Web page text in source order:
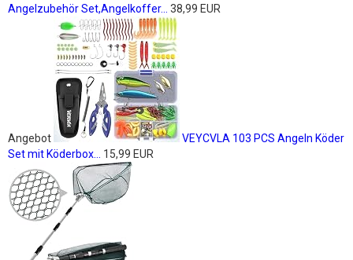
Angelzubehör Set,Angelkoffer...
38,99 EUR
Angebot
VEYCVLA 103 PCS Angeln Köder
Set mit Köderbox...
15,99 EUR